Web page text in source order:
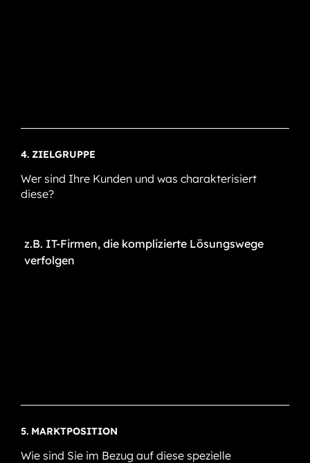
4. ZIELGRUPPE
Wer sind Ihre Kunden und was charakterisiert
diese?
5. MARKTPOSITION
Wie sind Sie im Bezug auf diese spezielle